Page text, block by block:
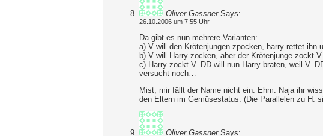
Oliver GassnerSays:
26.10.2006 um 7:55 Uhr
Da gibt es nun mehrere Varianten:
a) V will den Krötenjungen zpocken, harry rettet ihn
b) V will Harry zocken, aber der Krötenjunge zockt
c) Harry zockt V. DD will nun Harry braten, weil V.
versucht noch…
Mist, mir fällt der Name nicht ein. Ehm. Naja ihr
den Eltern im Gemüsestatus. (Die Parallelen zu H.
Oliver GassnerSays: